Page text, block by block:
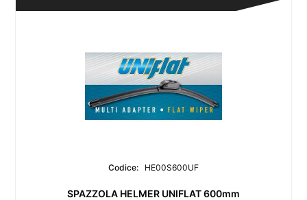
Codice: HE00S600UF
SPAZZOLA HELMER UNIFLAT 600mm